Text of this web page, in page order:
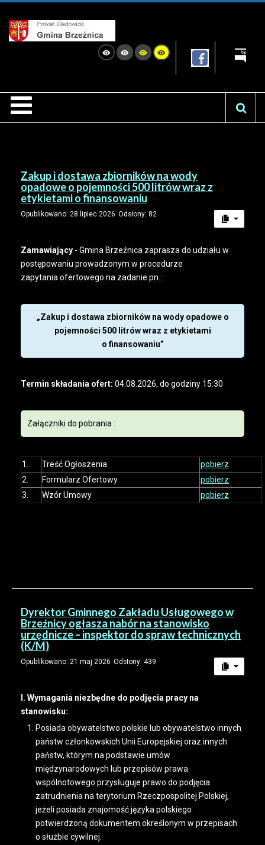
Zakup i dostawa zbiorników na wody
opadowe o pojemności 500 litrów wraz z
etykietami o finansowaniu
Opublikowano: 28 lipiec 2026 Odsłony: 82
Zamawiający - Gmina Brzeźnica zaprasza do udziału w
postępowaniu prowadzonym w procedurze
zapytania ofertowego na zadanie pn.:
„Zakup i dostawa zbiorników na wody opadowe o
pojemności 500 litrów wraz z etykietami
o finansowaniu”
Termin składania ofert: 04.08.2026, do godziny 15:30
Załączniki do pobrania :
1. Treść Ogłoszenia
pobierz
2.
Formularz Ofertowy
pobierz
3.
Wzór Umowy pobierz
Dyrektor Gminnego Zakładu Usługowego w
Brzeźnicy ogłasza nabór na stanowisko
urzędnicze – inspektor do spraw technicznych
(K/M)
Opublikowano: 21 maj 2026 Odsłony: 439
I. Wymagania niezbędne do podjęcia pracy na
stanowisku:
Posiada obywatelstwo polskie lub obywatelstwo innych
państw członkowskich Unii Europejskiej oraz innych
państw, którym na podstawie umów
międzynarodowych lub przepisów prawa
wspólnotowego przysługuje prawo do podjęcia
zatrudnienia na terytorium Rzeczpospolitej Polskiej,
jeżeli posiada znajomość języka polskiego
potwierdzoną dokumentem określonym w przepisach
o służbie cywilnej.